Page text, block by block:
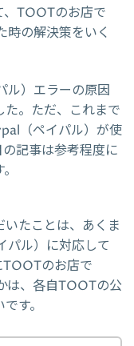
、TOOTのお店で
の解決策をいく
ル）エラーの原因
た。ただ、これまで
（ペイパル）が使
記事は参考程度に
たことは、あくま
ル）に対応して
TOOTのお店で
は、各自TOOTの公
す。